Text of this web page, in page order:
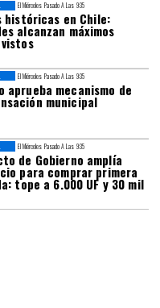
El Miércoles Pasado A Las 9:35
históricas en Chile:
alcanzan máximos
El Miércoles Pasado A Las 9:35
aprueba mecanismo de
municipal
El Miércoles Pasado A Las 9:35
de Gobierno amplía
para comprar primera
tope a 6.000 UF y 30 mil